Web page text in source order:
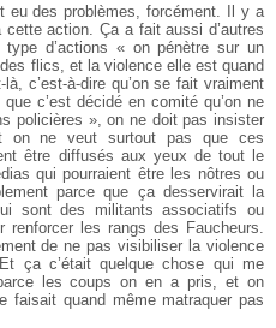
eu des problèmes, forcément. Il y a
action. Ça a fait aussi d’autres
d’actions « on pénètre sur un
flics, et la violence elle est quand
c’est-à-dire qu’on se fait vraiment
c’est décidé en comité qu’on ne
policières », on ne doit pas insister
on ne veut surtout pas que ces
être diffusés aux yeux de tout le
qui pourraient être les nôtres ou
parce que ça desservirait la
sont des militants associatifs ou
les rangs des Faucheurs.
de ne pas visibiliser la violence
ça c’était quelque chose qui me
les coups on en a pris, et on
faisait quand même matraquer pas